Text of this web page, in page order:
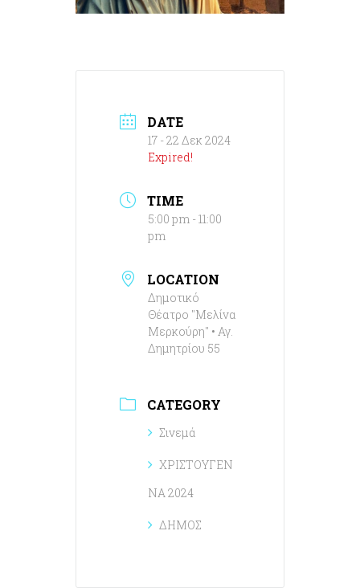
DATE
17 - 22 Δεκ 2024
Expired!
TIME
5:00 pm - 11:00
pm
LOCATION
Δημοτικό
Θέατρο "Μελίνα
Μερκούρη" • Αγ.
Δημητρίου 55
CATEGORY
Σινεμά
ΧΡΙΣΤΟΥΓΕΝ
ΝΑ 2024
ΔΗΜΟΣ